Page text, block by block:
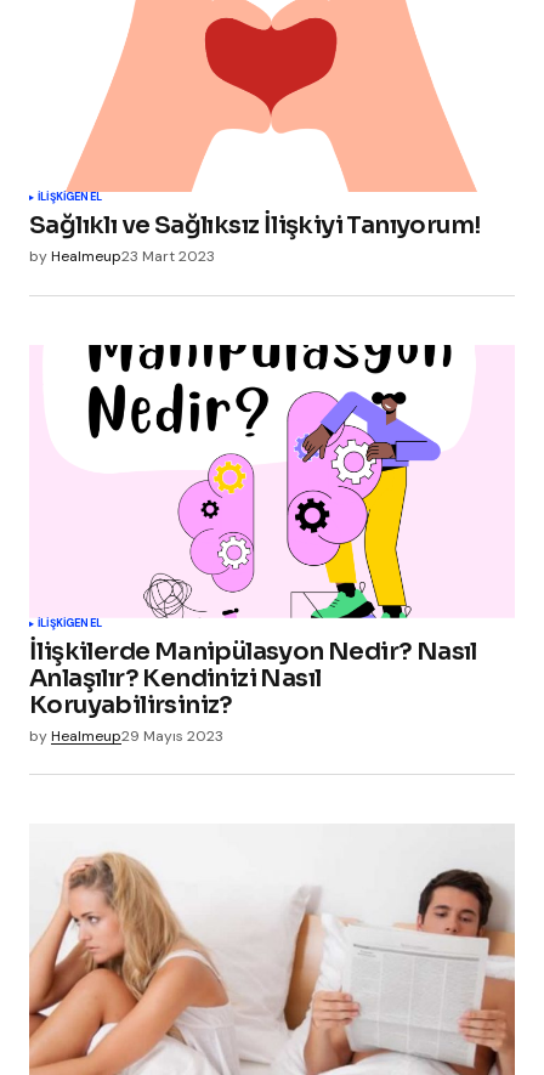
İLIŞKIGENEL
Sağlıklı ve Sağlıksız İlişkiyi Tanıyorum!
byHealmeup23 Mart 2023
İLIŞKIGENEL
İlişkilerde Manipülasyon Nedir? Nasıl
Anlaşılır? Kendinizi Nasıl
Koruyabilirsiniz?
byHealmeup29 Mayıs 2023